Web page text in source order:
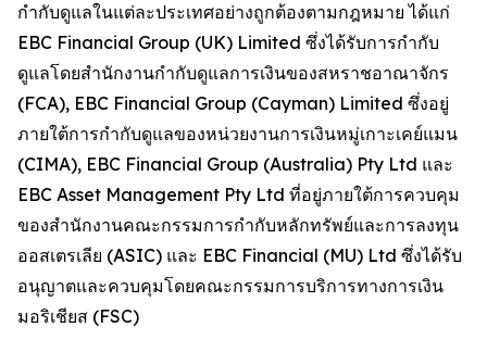
กำกับดูแลในแต่ละประเทศอย่างถูกต้องตามกฎหมาย ได้แก่
EBC Financial Group (UK) Limited ซึ่งได้รับการกำกับ
ดูแลโดยสำนักงานกำกับดูแลการเงินของสหราชอาณาจักร
(FCA), EBC Financial Group (Cayman) Limited ซึ่งอยู่
ภายใต้การกำกับดูแลของหน่วยงานการเงินหมู่เกาะเคย์แมน
(CIMA), EBC Financial Group (Australia) Pty Ltd และ
EBC Asset Management Pty Ltd ที่อยู่ภายใต้การควบคุม
ของสำนักงานคณะกรรมการกำกับหลักทรัพย์และการลงทุน
ออสเตรเลีย (ASIC) และ EBC Financial (MU) Ltd ซึ่งได้รับ
อนุญาตและควบคุมโดยคณะกรรมการบริการทางการเงิน
มอริเชียส (FSC)